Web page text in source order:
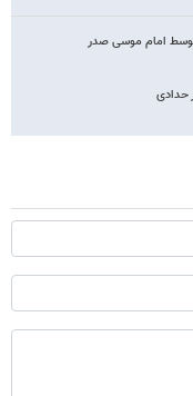
امام موسی صدر
حدادی